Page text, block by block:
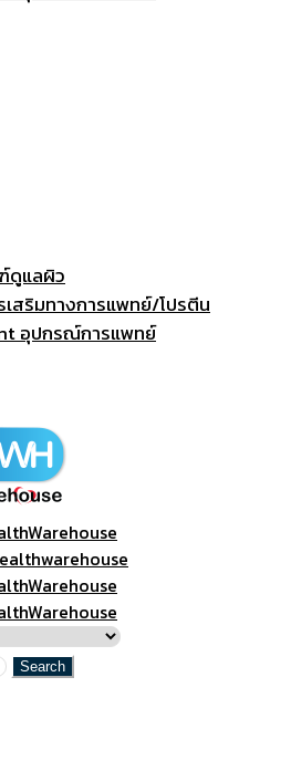
ดูแลผิว
สริมทางการแพทย์/โปรตีน
อุปกรณ์การแพทย์